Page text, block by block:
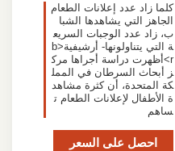
كلما زاد عدد إعلانات الطعام
الجاهز التي يشاهدها الشبا
ب، زاد عدد الوجبات السريع
ة التي يتناولونها- أرشيفية<b
r>أظهرت دراسة أجراها مرك
ز أبحاث السرطان في الممل
كة المتحدة، أن كثرة مشاهد
ة الأطفال لإعلانات الطعام ت
ساهم
احصل على السعر